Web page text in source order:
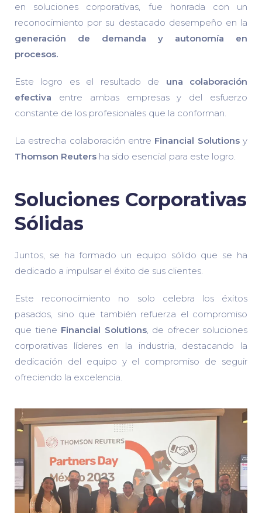
en soluciones corporativas, fue honrada con un
reconocimiento por su destacado desempeño en la
generación de demanda y autonomía en
procesos.
Este logro es el resultado de una colaboración
efectiva entre ambas empresas y del esfuerzo
constante de los profesionales que la conforman.
La estrecha colaboración entre Financial Solutionsy
Thomson Reuters ha sido esencial para este logro.
Soluciones Corporativas
Sólidas
Juntos, se ha formado un equipo sólido que se ha
dedicado a impulsar el éxito de sus clientes.
Este reconocimiento no solo celebra los éxitos
pasados, sino que también refuerza el compromiso
que tiene Financial Solutions, de ofrecer soluciones
corporativas líderes en la industria, destacando la
dedicación del equipo y el compromiso de seguir
ofreciendo la excelencia.